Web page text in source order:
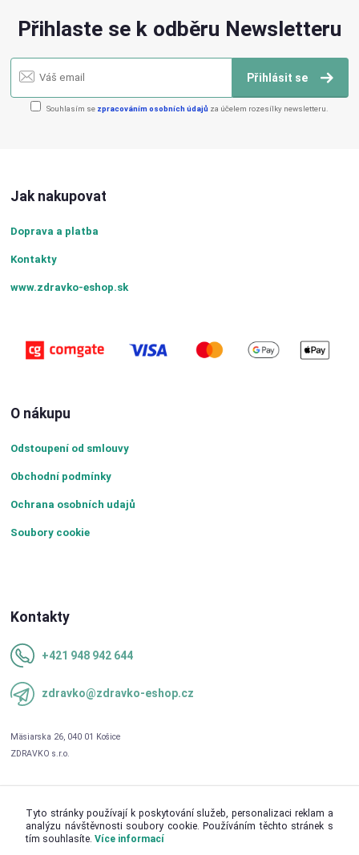
Přihlaste se k odběru Newsletteru
Přihlásit se
Souhlasím se zpracováním osobních údajů za účelem rozesílky newsletteru.
Jak nakupovat
Doprava a platba
Kontakty
www.zdravko-eshop.sk
O nákupu
Odstoupení od smlouvy
Obchodní podmínky
Ochrana osobních udajů
Soubory cookie
Kontakty
+421 948 942 644
zdravko@zdravko-eshop.cz
Tyto stránky používají k poskytování služeb, personalizaci reklam a
analýzu návštěvnosti soubory cookie. Používáním těchto stránek s
tím souhlasíte. Více informací